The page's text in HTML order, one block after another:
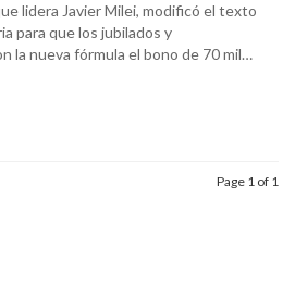
lidera Javier Milei, modificó el texto
para que los jubilados y
la nueva fórmula el bono de 70 mil…
Page 1 of 1